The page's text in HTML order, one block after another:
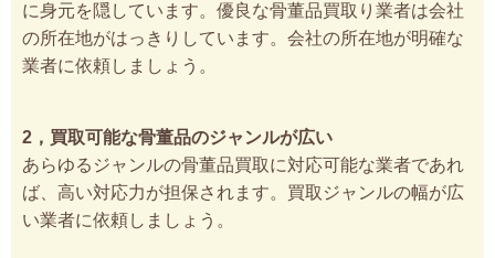
に身元を隠しています。優良な骨董品買取り業者は会社
の所在地がはっきりしています。会社の所在地が明確な
業者に依頼しましょう。
2，買取可能な骨董品のジャンルが広い
あらゆるジャンルの骨董品買取に対応可能な業者であれ
ば、高い対応力が担保されます。買取ジャンルの幅が広
い業者に依頼しましょう。